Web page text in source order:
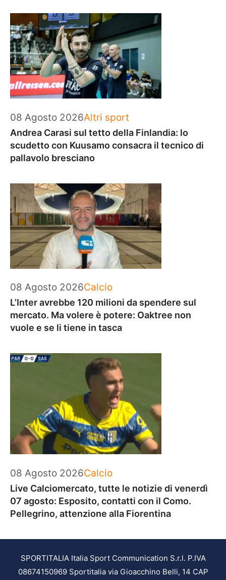
08 Agosto 2026Categorie
Altri sport
Andrea Carasi sul tetto della Finlandia: lo
scudetto con Kuusamo consacra il tecnico di
pallavolo bresciano
08 Agosto 2026Categorie
Calcio
L’Inter avrebbe 120 milioni da spendere sul
mercato. Ma volere è potere: Oaktree non
vuole e se li tiene in tasca
08 Agosto 2026Categorie
Calcio
Live Calciomercato, tutte le notizie di venerdì
07 agosto: Esposito, contatti con il Como.
Pellegrino, attenzione alla Fiorentina
SPORTITALIA Italia Sport Communication S.r.l. P.IVA
08674150969 Sportitalia via Gioacchino Belli, 14 CAP